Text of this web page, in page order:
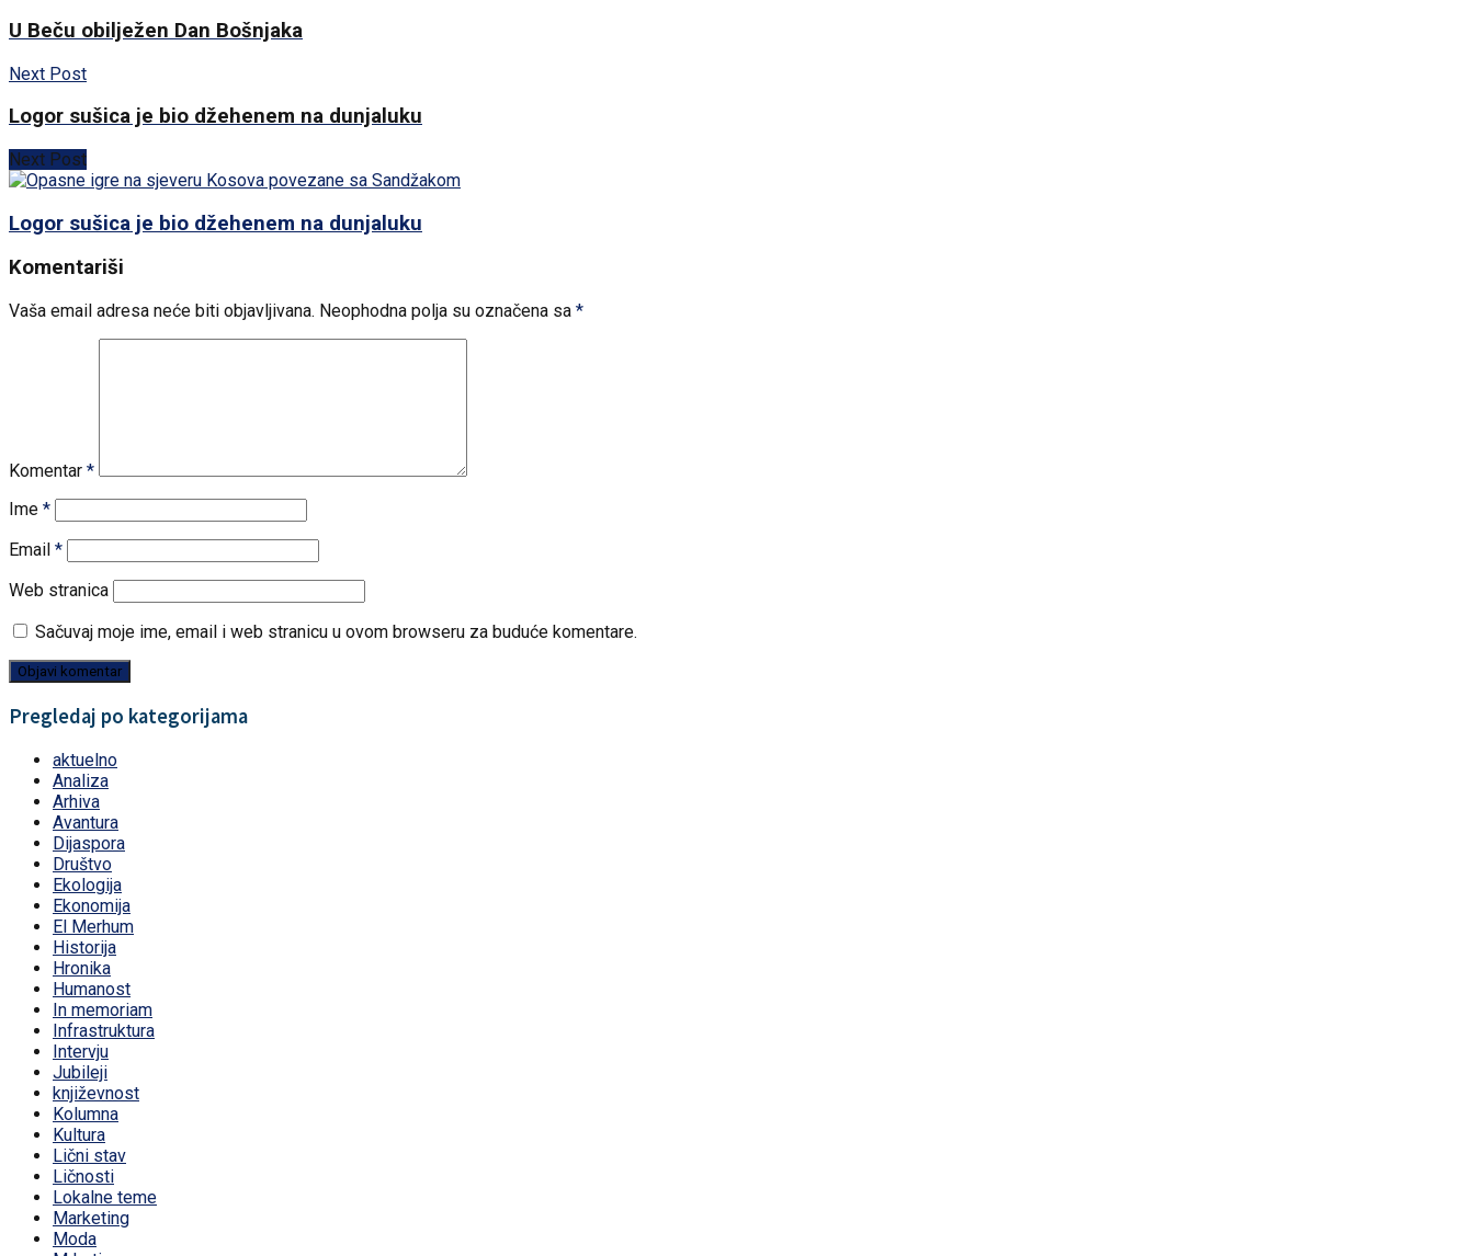
U Beču obilježen Dan Bošnjaka
Next Post
Logor sušica je bio džehenem na dunjaluku
Next Post
Logor sušica je bio džehenem na dunjaluku
Komentariši
Vaša email adresa neće biti objavljivana. Neophodna polja su označena sa *
Komentar *
Ime *
Email *
Web stranica
Sačuvaj moje ime, email i web stranicu u ovom browseru za buduće komentare.
Pregledaj po kategorijama
aktuelno
Analiza
Arhiva
Avantura
Dijaspora
Društvo
Ekologija
Ekonomija
El Merhum
Historija
Hronika
Humanost
In memoriam
Infrastruktura
Intervju
Jubileji
književnost
Kolumna
Kultura
Lični stav
Ličnosti
Lokalne teme
Marketing
Moda